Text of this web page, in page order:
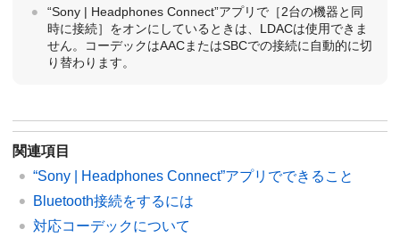
“Sony | Headphones Connect”アプリで［2台の機器と同
時に接続］をオンにしているときは、 LDACは使用できま
せん。コーデックはAACまたはSBCでの接続に自動的に切
り替わります。
関連項目
“Sony | Headphones Connect”アプリでできること
Bluetooth接続をするには
対応コーデックについて